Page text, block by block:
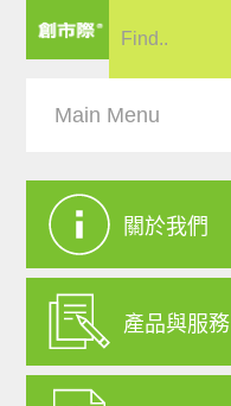
關於我們
產品與服務